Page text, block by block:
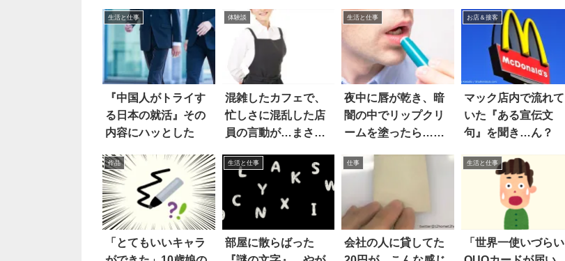
生活と仕事
『中国人がトライす
る日本の就活』その
内容にハッとした
体験談
混雑したカフェで、
忙しさに混乱した店
員の言動が…まさか
生活と仕事
夜中に唇が乾き、暗
闇の中でリップクリ
ームを塗ったら…え
お店＆接客
マック店内で流れて
いた『ある宣伝文
句』を聞き…ん？
作品
「とてもいいキャラ
生活と仕事
部屋に散らばった
仕事
会社の人に貸してた
生活と仕事
「世界一使いづらい